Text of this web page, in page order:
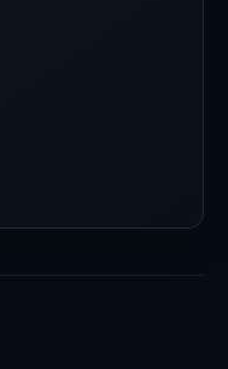
каждому
в истории,
борьбы, а ставка
с пульсом